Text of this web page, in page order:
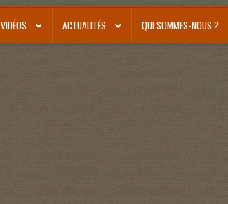
ACTUALITÉS QUI SOMMES-NOUS ?